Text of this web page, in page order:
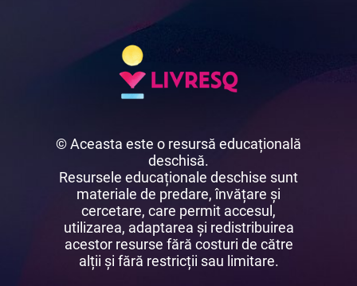
© Aceasta este o resursă educațională
deschisă.
Resursele educaționale deschise sunt
materiale de predare, învățare și
cercetare, care permit accesul,
utilizarea, adaptarea și redistribuirea
acestor resurse fără costuri de către
alții și fără restricții sau limitare.